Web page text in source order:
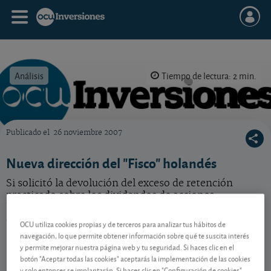
Análisis Tiempo de lectura: 2 min.
Publicado el 26 noviembre 2007
Nueva dirección del "Fisco" holandés
Si solicitó la devolución del exceso de retención
practicado sobre los dividendos de acciones
carta a esta nueva dirección.
Contenido reservado a SOCIOS
OCU utiliza cookies propias y de terceros para analizar tus hábitos de
navegación, lo que permite obtener información sobre qué te suscita interés
y permite mejorar nuestra página web y tu seguridad. Si haces clic en el
botón "Aceptar todas las cookies" aceptarás la implementación de las cookies